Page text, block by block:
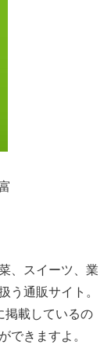
、スイーツ、業
う通販サイト。
掲載しているの
できますよ。